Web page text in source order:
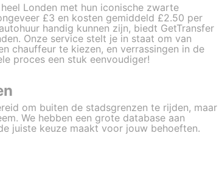
Londen met hun iconische zwarte
£3 en kosten gemiddeld £2.50 per
handig kunnen zijn, biedt GetTransfer
Onze service stelt je in staat om van
chauffeur te kiezen, en verrassingen in de
proces een stuk eenvoudiger!
om buiten de stadsgrenzen te rijden, maar
We hebben een grote database aan
juiste keuze maakt voor jouw behoeften.